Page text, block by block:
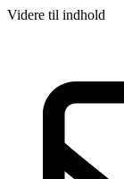
Videre til indhold